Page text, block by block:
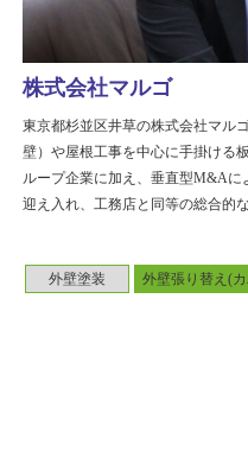
外壁塗装 外壁張り替え(
株式会社マルゴ
東京都杉並区井草の株式会社マル
壁）や屋根工事を中心に手掛ける
ループ企業に加え、垂直型M&Aに
迎え入れ、工務店と同等の総合的